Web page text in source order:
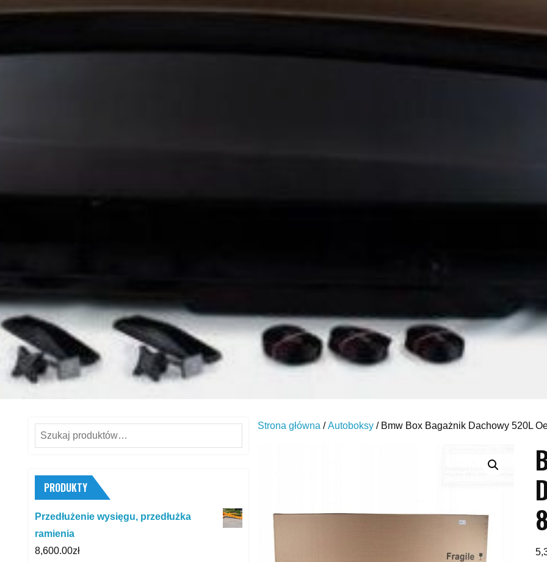
Strona główna /Autoboksy / Bmw Box Bagażnik Dachowy 520L
Szukaj:
PRODUKTY
Przedłużenie wysięgu, przedłużka
ramienia
8,600.00zł